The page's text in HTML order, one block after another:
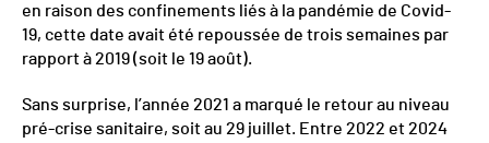
en raison des confinements liés à la pandémie de Covid-
19, cette date avait été repoussée de trois semaines par
rapport à 2019 (soit le 19 août).
Sans surprise, l’année 2021 a marqué le retour au niveau
pré-crise sanitaire, soit au 29 juillet. Entre 2022 et 2024